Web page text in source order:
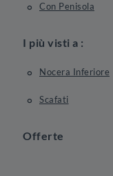
Con Penisola
I più visti a :
Nocera Inferiore
Scafati
Offerte